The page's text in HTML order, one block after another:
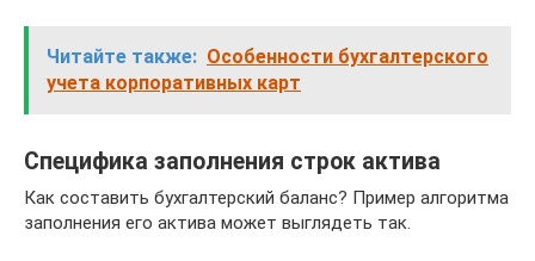
Читайте также: Особенности бухгалтерского
учета корпоративных карт
Специфика заполнения строк актива
Как составить бухгалтерский баланс? Пример алгоритма
заполнения его актива может выглядеть так.